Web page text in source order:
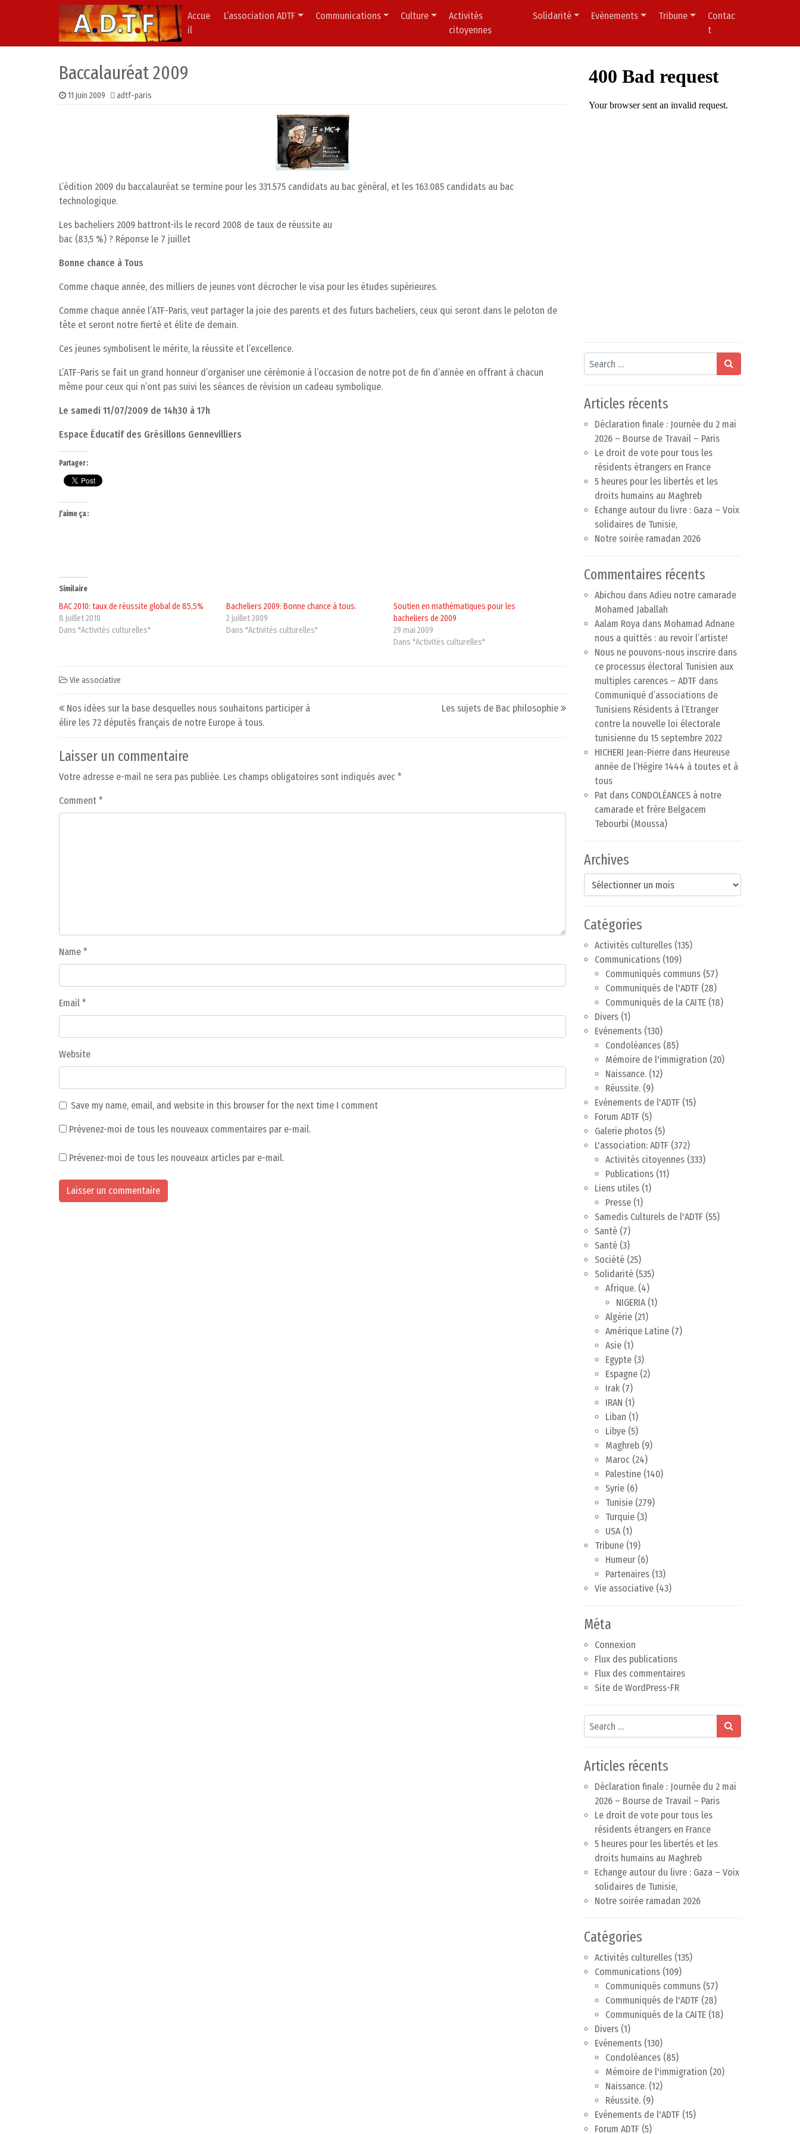
Skip to content
Main Navigation
Accue
il
L’association ADTF Communications Culture
Activités
citoyennes
Solidarité Evènements Tribune
Contac
t
Baccalauréat 2009
11 juin 2009 adtf-paris
L’édition 2009 du baccalauréat se termine pour les 331.575 candidats au bac général, et les 163.085 candidats au bac
technologique.
Les bacheliers 2009 battront-ils le record 2008 de taux de réussite au
bac (83,5 %) ? Réponse le 7 juillet
Bonne chance à Tous
Comme chaque année, des milliers de jeunes vont décrocher le visa pour les études supérieures.
Comme chaque année l’ATF-Paris, veut partager la joie des parents et des futurs bacheliers, ceux qui seront dans le peloton de
tête et seront notre fierté et élite de demain.
Ces jeunes symbolisent le mérite, la réussite et l’excellence.
L’ATF-Paris se fait un grand honneur d’organiser une cérémonie à l’occasion de notre pot de fin d’année en offrant à chacun
même pour ceux qui n’ont pas suivi les séances de révision un cadeau symbolique.
Le samedi 11/07/2009 de 14h30 à 17h
Espace Éducatif des Grésillons Gennevilliers
Partager :
J’aime ça :
Similaire
BAC 2010: taux de réussite global de 85,5%
8 juillet 2010
Dans "Activités culturelles"
Bacheliers 2009: Bonne chance à tous.
2 juillet 2009
Dans "Activités culturelles"
Soutien en mathématiques pour les
bacheliers de 2009
29 mai 2009
Dans "Activités culturelles"
Vie associative
Post navigation
Nos idées sur la base desquelles nous souhaitons participer à
élire les 72 députés français de notre Europe à tous.
Les sujets de Bac philosophie
Laisser un commentaire
Votre adresse e-mail ne sera pas publiée. Les champs obligatoires sont indiqués avec *
Comment *
Name *
Email *
Website
Save my name, email, and website in this browser for the next time I comment
Prévenez-moi de tous les nouveaux commentaires par e-mail.
Prévenez-moi de tous les nouveaux articles par e-mail.
Search
Articles récents
Déclaration finale : Journée du 2 mai
2026 – Bourse de Travail – Paris
Le droit de vote pour tous les
résidents étrangers en France
5 heures pour les libertés et les
droits humains au Maghreb
Echange autour du livre : Gaza – Voix
solidaires de Tunisie,
Notre soirée ramadan 2026
Commentaires récents
Abichou dans Adieu notre camarade
Mohamed Jaballah
Aalam Roya dans Mohamad Adnane
nous a quittés : au revoir l’artiste!
Nous ne pouvons-nous inscrire dans
ce processus électoral Tunisien aux
multiples carences – ADTF dans
Communiqué d’associations de
Tunisiens Résidents à l’Etranger
contre la nouvelle loi électorale
tunisienne du 15 septembre 2022
HICHERI Jean-Pierre dans Heureuse
année de l’Hégire 1444 à toutes et à
tous
Pat dans CONDOLÉANCES à notre
camarade et frère Belgacem
Tebourbi (Moussa)
Archives
Archives
Catégories
Activités culturelles (135)
Communications (109)
Communiqués communs (57)
Communiqués de l'ADTF (28)
Communiqués de la CAITE (18)
Divers (1)
Evénements (130)
Condoléances (85)
Mémoire de l'immigration (20)
Naissance. (12)
Réussite. (9)
Evènements de l'ADTF (15)
Forum ADTF (5)
Galerie photos (5)
L'association: ADTF (372)
Activités citoyennes (333)
Publications (11)
Liens utiles (1)
Presse (1)
Samedis Culturels de l'ADTF (55)
Santé (7)
Santé (3)
Société (25)
Solidarité (535)
Afrique. (4)
NIGERIA(1)
Algérie (21)
Amérique Latine (7)
Asie (1)
Egypte (3)
Espagne (2)
Irak (7)
IRAN (1)
Liban (1)
Libye (5)
Maghreb (9)
Maroc (24)
Palestine (140)
Syrie (6)
Tunisie (279)
Turquie (3)
USA(1)
Tribune (19)
Humeur (6)
Partenaires (13)
Vie associative (43)
Méta
Connexion
Flux des publications
Flux des commentaires
Site de WordPress-FR
Search
Articles récents
Déclaration finale : Journée du 2 mai
2026 – Bourse de Travail – Paris
Le droit de vote pour tous les
résidents étrangers en France
5 heures pour les libertés et les
droits humains au Maghreb
Echange autour du livre : Gaza – Voix
solidaires de Tunisie,
Notre soirée ramadan 2026
Catégories
Activités culturelles (135)
Communications (109)
Communiqués communs (57)
Communiqués de l'ADTF (28)
Communiqués de la CAITE (18)
Divers (1)
Evénements (130)
Condoléances (85)
Mémoire de l'immigration (20)
Naissance. (12)
Réussite. (9)
Evènements de l'ADTF (15)
Forum ADTF (5)